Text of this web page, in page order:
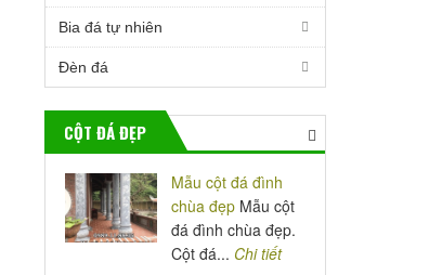
Bia đá tự nhiên
Đèn đá
CỘT ĐÁ ĐẸP
Mẫu cột đá đình
chùa đẹp Mẫu cột
đá đình chùa đẹp.
Cột đá... Chi tiết